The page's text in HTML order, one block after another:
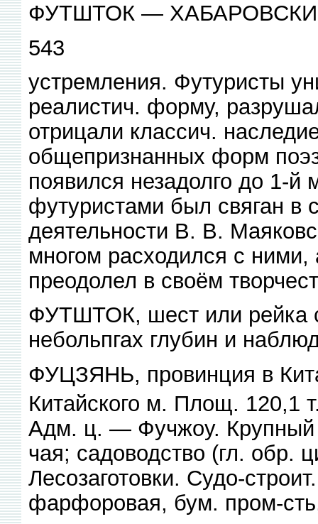
ФУТШТОК —
543
устремления. Футуристы
реалистич. форму,
отрицали классич.
общепризнанных форм
появился незадолго до 1-
футуристами был свяган в
деятельности В. В.
многом расходился с
преодолел в своём
ФУТШТОК, шест или рейка
небольпгах глубин и
ФУЦЗЯНЬ, провинция в
Китайского м. Площ. 120,1
Адм. ц. — Фучжоу. Крупный
чая; садоводство (гл. обр.
Лесозаготовки. Судо-
фарфоровая, бум. пром-